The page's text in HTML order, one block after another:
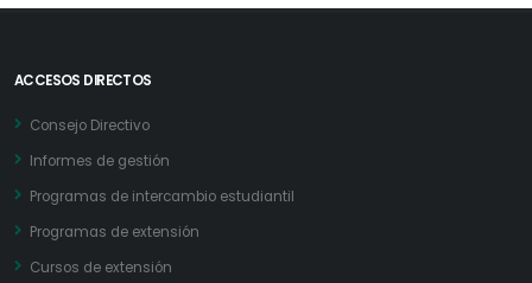
ACCESOS DIRECTOS
Consejo Directivo
Informes de gestión
Programas de intercambio estudiantil
Programas de extensión
Cursos de extensión